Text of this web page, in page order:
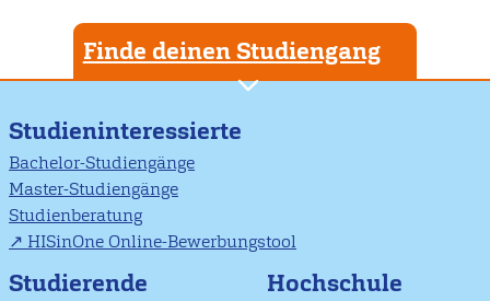
Finde deinen Studiengang
Studieninteressierte
Bachelor-Studiengänge
Master-Studiengänge
Studienberatung
HISinOne Online-Bewerbungstool
Studierende Hochschule